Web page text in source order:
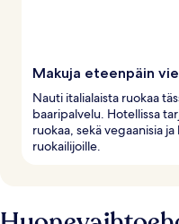
Makuja eteenpäin
Nauti italialaista ruokaa
baaripalvelu. Hotellissa
ruokaa, sekä vegaanisia
ruokailijoille.